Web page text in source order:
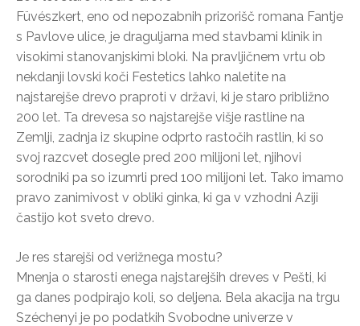
Füvészkert, eno od nepozabnih prizorišč romana Fantje
s Pavlove ulice, je draguljarna med stavbami klinik in
visokimi stanovanjskimi bloki. Na pravljičnem vrtu ob
nekdanji lovski koči Festetics lahko naletite na
najstarejše drevo praproti v državi, ki je staro približno
200 let. Ta drevesa so najstarejše višje rastline na
Zemlji, zadnja iz skupine odprto rastočih rastlin, ki so
svoj razcvet dosegle pred 200 milijoni let, njihovi
sorodniki pa so izumrli pred 100 milijoni let. Tako imamo
pravo zanimivost v obliki ginka, ki ga v vzhodni Aziji
častijo kot sveto drevo.
Je res starejši od verižnega mostu?
Mnenja o starosti enega najstarejših dreves v Pešti, ki
ga danes podpirajo koli, so deljena. Bela akacija na trgu
Széchenyi je po podatkih Svobodne univerze v